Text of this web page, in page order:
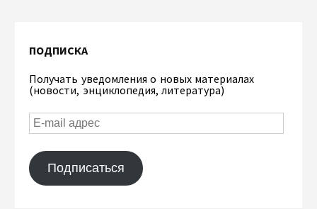
ПОДПИСКА
Получать уведомления о новых материалах
(новости, энциклопедия, литература)
Подписаться